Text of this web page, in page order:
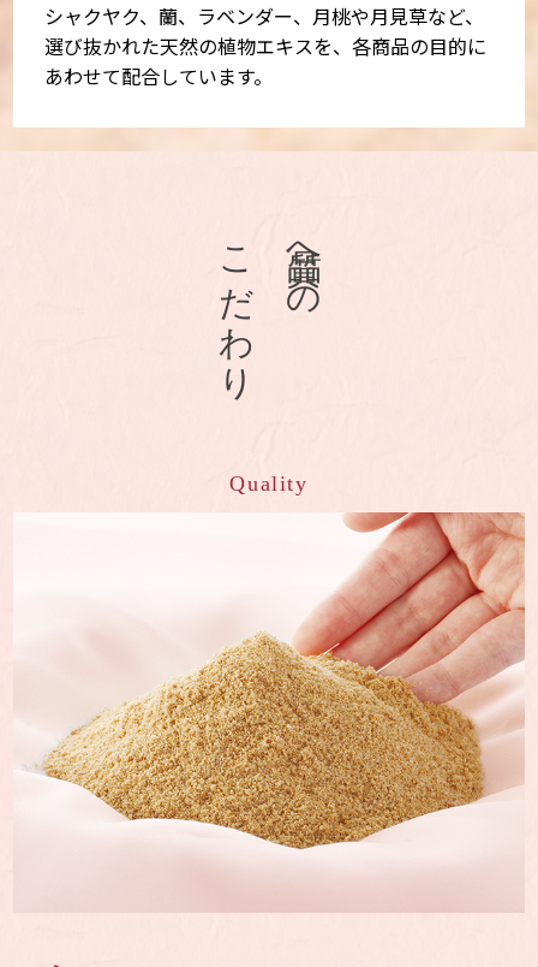
シャクヤク、蘭、ラベンダー、月桃や月見草など、
選び抜かれた天然の植物エキスを、各商品の目的に
あわせて配合しています。
品質への
こだわり
Quality